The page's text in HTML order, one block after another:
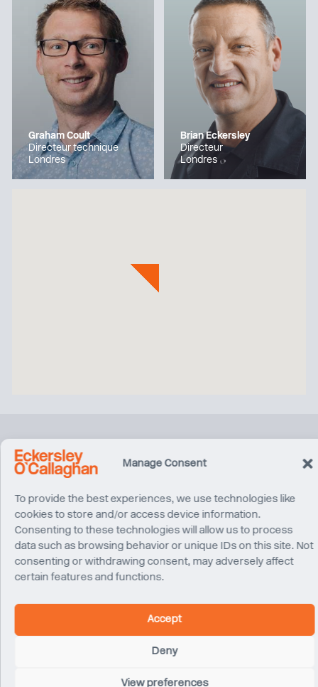
Manage Consent
To provide the best experiences, we use technologies like
cookies to store and/or access device information.
Consenting to these technologies will allow us to process
data such as browsing behavior or unique IDs on this site. Not
consenting or withdrawing consent, may adversely affect
certain features and functions.
Accept
Deny
View preferences
Graham Coult
Directeur technique
Londres
Brian Eckersley
Directeur
Londres
Related Projects